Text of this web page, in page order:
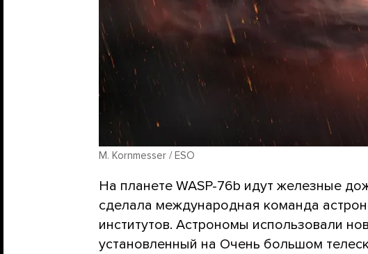
M. Kornmesser / ESO
На планете WASP-76b идут железные
сделала международная команда
институтов. Астрономы использовали
установленный на Очень большом